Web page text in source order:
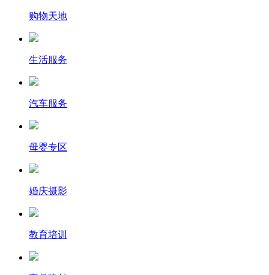
购物天地
生活服务
汽车服务
母婴专区
婚庆摄影
教育培训